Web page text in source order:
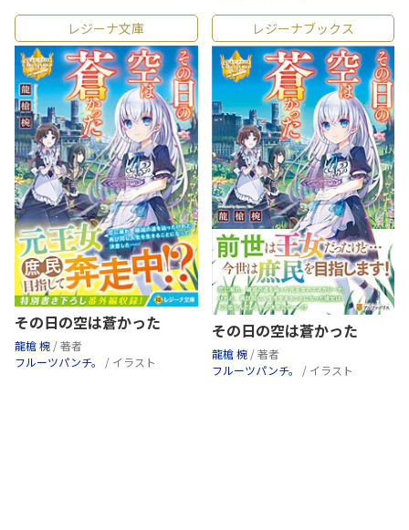
レジーナ文庫
その日の空は蒼かった
龍槍 椀 / 著者
フルーツパンチ。 / イラスト
レジーナブックス
その日の空は蒼かった
龍槍 椀 / 著者
フルーツパンチ。 / イラスト